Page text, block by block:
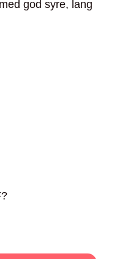
god syre, lang